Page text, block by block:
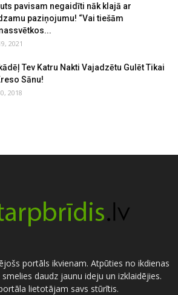
pavisam negaidīti nāk klajā ar
paziņojumu! “Vai tiešām
2021
Tev Katru Nakti Vajadzētu Gulēt Tikai
Sānu!
2018
portāls ikvienam. Atpūties no ikdienas
daudz jaunu ideju un izklaidējies.
lietotājam savs stūrītis.